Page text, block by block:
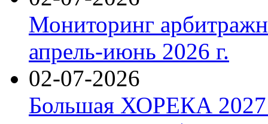
Мониторинг
апрель-июнь 2026 г.
02-07-2026
Большая ХОРЕКА 2027: